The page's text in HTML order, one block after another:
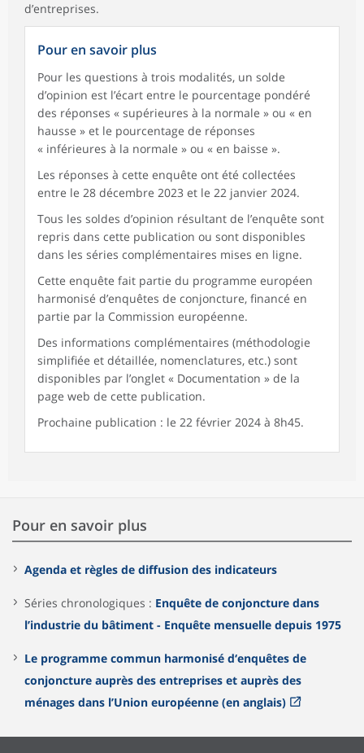
d’entreprises.
Pour en savoir plus
Pour les questions à trois modalités, un solde
d’opinion est l’écart entre le pourcentage pondéré
des réponses « supérieures à la normale » ou « en
hausse » et le pourcentage de réponses
« inférieures à la normale » ou « en baisse ».
Les réponses à cette enquête ont été collectées
entre le 28 décembre 2023 et le 22 janvier 2024.
Tous les soldes d’opinion résultant de l’enquête sont
repris dans cette publication ou sont disponibles
dans les séries complémentaires mises en ligne.
Cette enquête fait partie du programme européen
harmonisé d’enquêtes de conjoncture, financé en
partie par la Commission européenne.
Des informations complémentaires (méthodologie
simplifiée et détaillée, nomenclatures, etc.) sont
disponibles par l’onglet « Documentation » de la
page web de cette publication.
Prochaine publication : le 22 février 2024 à 8h45.
Pour en savoir plus
Agenda et règles de diffusion des indicateurs
Séries chronologiques : Enquête de conjoncture dans
l’industrie du bâtiment - Enquête mensuelle depuis 1975
Le programme commun harmonisé d‘enquêtes de
conjoncture auprès des entreprises et auprès des
ménages dans l’Union européenne (en anglais)